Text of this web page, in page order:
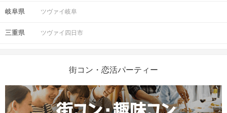
岐阜県 ツヴァイ岐阜
三重県 ツヴァイ四日市
街コン・恋活パーティー